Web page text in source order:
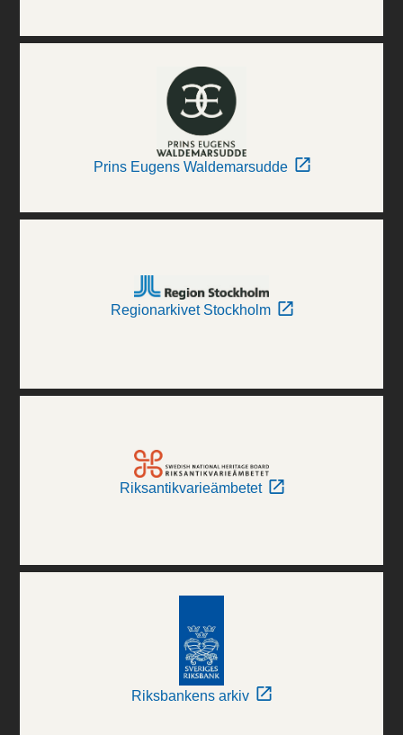
Prins Eugens Waldemarsudde
Regionarkivet Stockholm
Riksantikvarieämbetet
Riksbankens arkiv